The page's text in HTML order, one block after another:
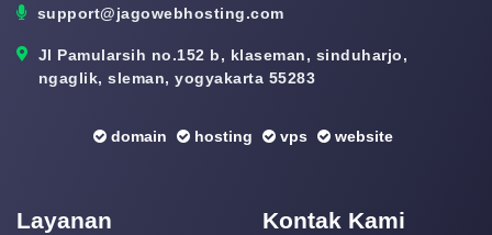
support@jagowebhosting.com
Jl Pamularsih no.152 b, klaseman, sinduharjo,
ngaglik, sleman, yogyakarta 55283
domain hosting vps website
Layanan Kontak Kami